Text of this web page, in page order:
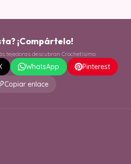
¡Compártelo!
tejedoras descubran Crochetísimo
WhatsApp
Pinterest
Copiar enlace